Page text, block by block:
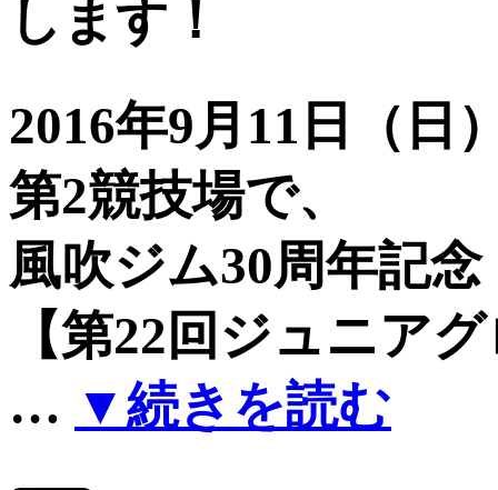
します！
2016年9月11日（日
第2競技場で、
風吹ジム30周年記念
【第22回ジュニア
… ▼続きを読む